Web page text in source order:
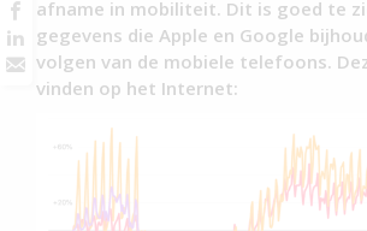
afname in mobiliteit. Dit is goed te
gegevens die Apple en Google
volgen van de mobiele telefoons.
vinden op het Internet: